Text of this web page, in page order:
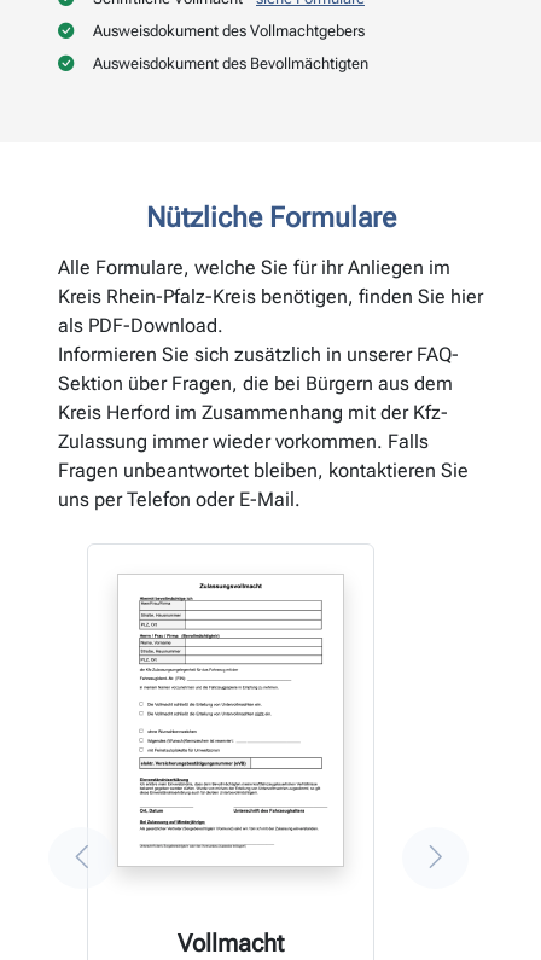
Ausweisdokument des Vollmachtgebers
Ausweisdokument des Bevollmächtigten
Nützliche Formulare
Alle Formulare, welche Sie für ihr Anliegen im
Kreis Rhein-Pfalz-Kreis benötigen, finden Sie hier
als PDF-Download.
Informieren Sie sich zusätzlich in unserer FAQ-
Sektion über Fragen, die bei Bürgern aus dem
Kreis Herford im Zusammenhang mit der Kfz-
Zulassung immer wieder vorkommen. Falls
Fragen unbeantwortet bleiben, kontaktieren Sie
uns per Telefon oder E-Mail.
Vollmacht